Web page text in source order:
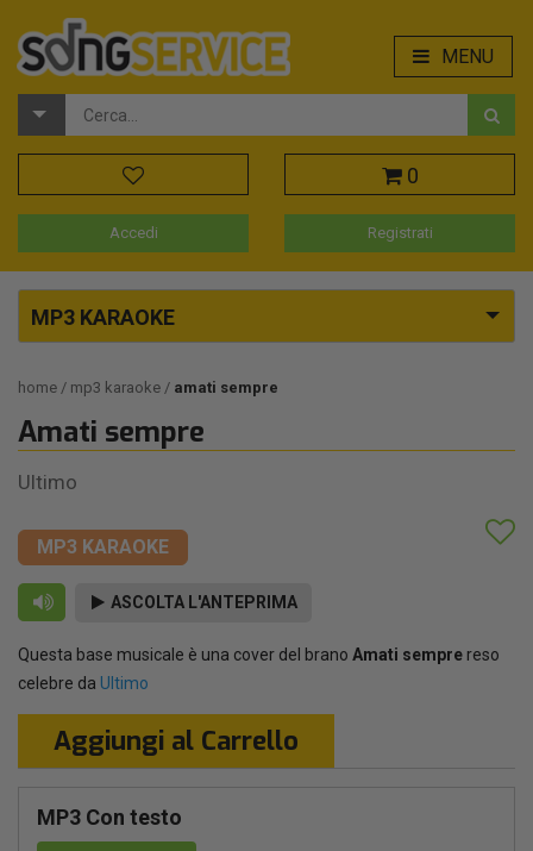
MENU
0
Accedi Registrati
MP3 KARAOKE
home mp3 karaoke amati sempre
Amati sempre
Ultimo
MP3 KARAOKE
ASCOLTA L'ANTEPRIMA
Questa base musicale è una cover del brano Amati sempre reso
celebre da Ultimo
Aggiungi al Carrello
MP3 Con testo